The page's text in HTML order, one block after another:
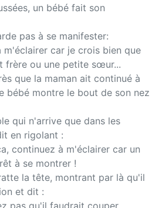
un bébé fait son
pas à se manifester:
m'éclairer car je crois bien que
frère ou une petite sœur...
que la maman ait continué à
bébé montre le bout de son nez
qui n'arrive que dans les
en rigolant :
continuez à m'éclairer car un
à se montrer !
la tête, montrant par là qu'il
et dit :
pas qu'il faudrait couper